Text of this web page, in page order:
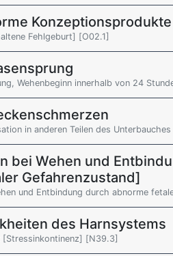
Konzeptionsprodukte
Fehlgeburt] [O02.1]
Wehenbeginn innerhalb von 24
in anderen Teilen des Unterbauches
bei Wehen und
Gefahrenzustand]
und Entbindung durch abnorme
des Harnsystems
[Stressinkontinenz] [N39.3]